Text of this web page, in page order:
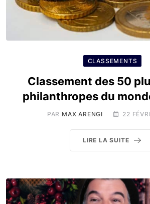
CLASSEMENTS
Classement des 50
philanthropes du
PAR MAX ARENGI 22
LIRE LA SUITE